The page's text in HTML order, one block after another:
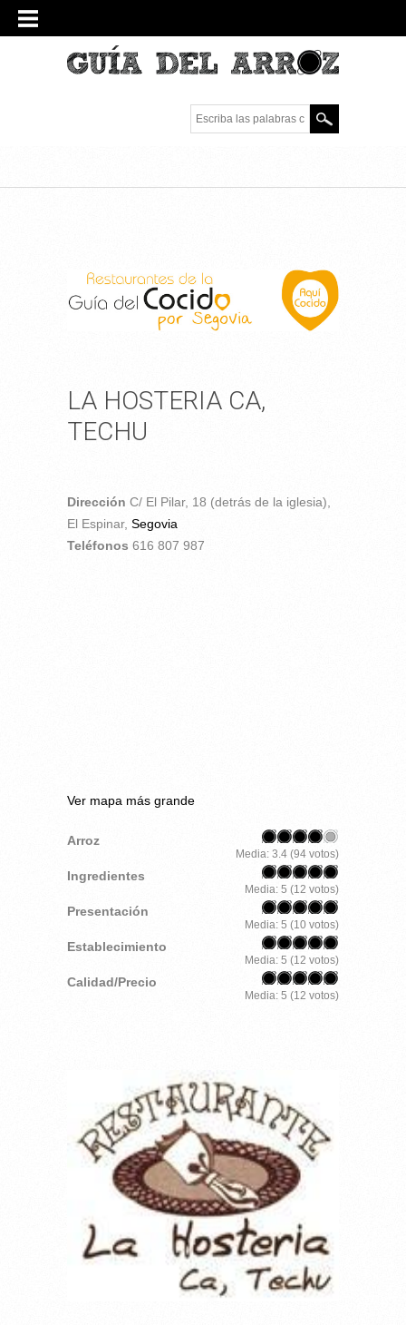
Escriba las palabras
clave.
LA HOSTERIA CA,
TECHU
Dirección C/ El Pilar, 18 (detrás de la iglesia),
El Espinar, Segovia
Teléfonos 616 807 987
Ver mapa más grande
Arroz
Media: 3.4 (94 votos)
Ingredientes
Media: 5 (12 votos)
Presentación
Media: 5 (10 votos)
Establecimiento
Media: 5 (12 votos)
Calidad/Precio
Media: 5 (12 votos)